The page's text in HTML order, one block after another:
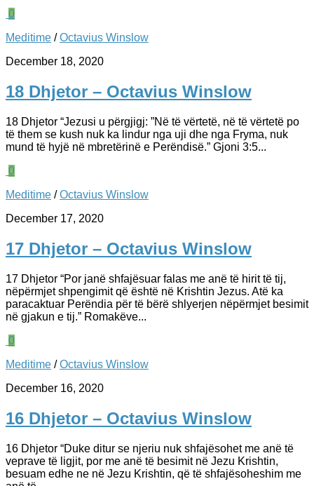
0
Meditime /Octavius Winslow
December 18, 2020
18 Dhjetor – Octavius Winslow
18 Dhjetor “Jezusi u përgjigj: ”Në të vërtetë, në të vërtetë po
të them se kush nuk ka lindur nga uji dhe nga Fryma, nuk
mund të hyjë në mbretërinë e Perëndisë.” Gjoni 3:5...
0
Meditime /Octavius Winslow
December 17, 2020
17 Dhjetor – Octavius Winslow
17 Dhjetor “Por janë shfajësuar falas me anë të hirit të tij,
nëpërmjet shpengimit që është në Krishtin Jezus. Atë ka
paracaktuar Perëndia për të bërë shlyerjen nëpërmjet besimit
në gjakun e tij.” Romakëve...
0
Meditime /Octavius Winslow
December 16, 2020
16 Dhjetor – Octavius Winslow
16 Dhjetor “Duke ditur se njeriu nuk shfajësohet me anë të
veprave të ligjit, por me anë të besimit në Jezu Krishtin,
besuam edhe ne në Jezu Krishtin, që të shfajësoheshim me